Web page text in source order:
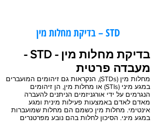
בדיקת מחלות מין – STD
בדיקת מחלות מין - STD -
מעבדה פרטית
מחלות מין (STDs), הנקראות גם זיהומים המועברים
במגע מיני (STIs) או מחלות מין, הן זיהומים
הנגרמים על ידי אורגניזמים הניתנים להעברה
מאדם לאדם באמצעות פעילות מינית ומגע
אינטימי. מחלות מין כשמם הם מחלות שמועברות
במגע מיני. הסיכון לחלות בהם נובע מפרטנרים